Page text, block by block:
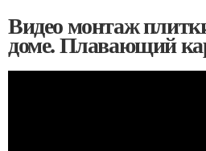
Видео монтаж
доме. Плавающий